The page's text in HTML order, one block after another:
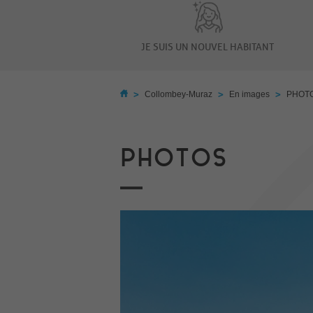
JE SUIS UN NOUVEL HABITANT
> Collombey-Muraz > En images >
PHOTOS